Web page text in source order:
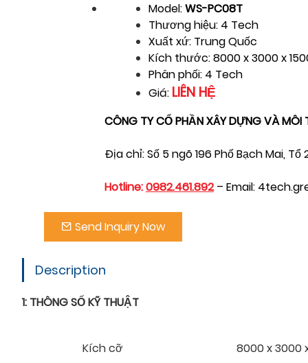
Model:WS-PC08T
Thương hiệu: 4 Tech
Xuất xứ: Trung Quốc
Kích thước: 8000 x 3000 x
Phân phối: 4 Tech
Giá: LIÊN HỆ
CÔNG TY CỔ PHẦN XÂY DỰNG VÀ MÔI
Địa chỉ: Số 5 ngõ 196 Phố Bạch Mai,
Hotline:0982.461.892– Email:
Send Inquiry Now
Description
1: THÔNG SỐ KỸ THUẬT
Kích cỡ 8000 x 3000